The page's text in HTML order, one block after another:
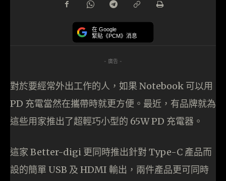
在 Google
緊貼《PCM》消息
- 廣告 -
對於要經常外出工作的人，如果 Notebook 可以用
PD 充電當然在攜帶時就更方便。最近，有品牌就為
這些用家推出了超輕巧小型的 65W PD 充電器。
這家 Better-digi 更同時推出針對 Type-C 產品而
設的簡單 USB 及 HDMI 輸出，兩件產品更可同時